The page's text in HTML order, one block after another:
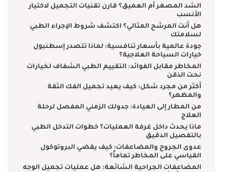
الشد المصغر أم العميق؟ قارن تقنيات التجميل لاختيار
الأنسب
هل أنت المرشح المثالي؟ اكتشف شروط الإجراء الطبي
لسلامتك
جودة عالمية بأسعار تنافسية: لماذا تتصدر إسطنبول
خيارات السياحة العلاجية؟
المخاطر مقابل الفوائد: التقييم الطبي الشفاف لخيارات
نحت الذقن
أكثر من مجرد شكل: كيف يعيد تجميل الفك الثقة
والمظهر؟
من المطار إلى العيادة: جدولك الزمني المفصل لرحلة
العلاج
ماذا يحدث داخل غرفة العمليات؟ خطوات التدخل الطبي
بالتفصيل الدقيق
عدوى الجروح والمضاعفات: كيف يقضي البروتوكول
القياسي على المخاطر تماماً؟
المضاعفات الجراحية الشائعة: هل عمليات تجميل الوجه